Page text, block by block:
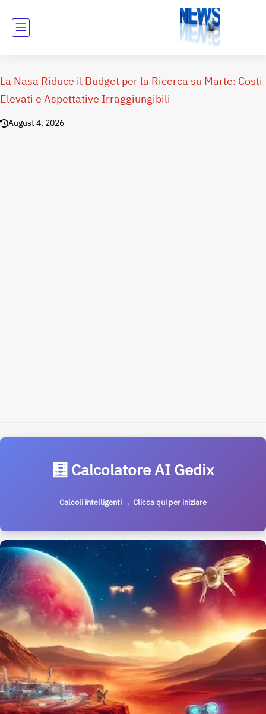
La Nasa Riduce il Budget per la Ricerca su Marte: Costi
Elevati e Aspettative Irraggiungibili
August 4, 2026
🧮 Calcolatore AI Gedix
Calcoli intelligenti → Clicca qui per iniziare